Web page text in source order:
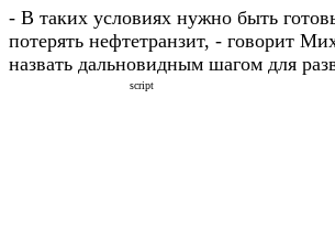
- В таких условиях нужно быть
потерять нефтетранзит, - говорит
назвать дальновидным шагом для
script